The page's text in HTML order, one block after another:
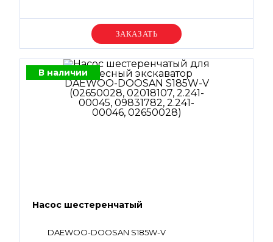
Уточняйте цену
В наличии
Насос шестеренчатый
DAEWOO-DOOSAN S185W-V